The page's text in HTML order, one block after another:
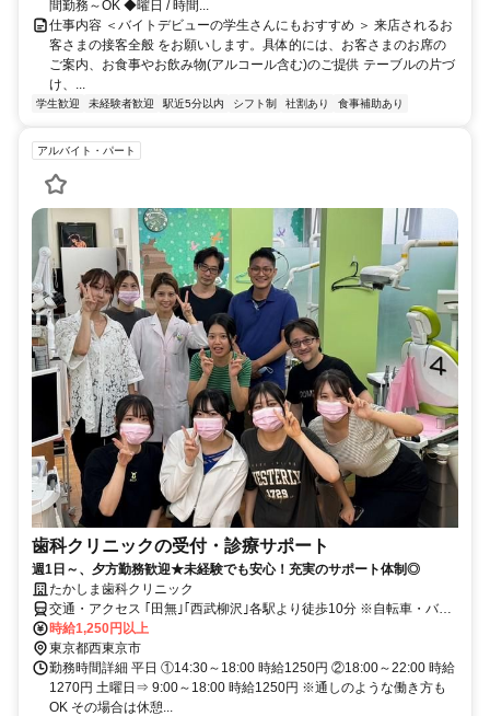
間勤務～OK ◆曜日 / 時間...
仕事内容 ＜バイトデビューの学生さんにもおすすめ ＞ 来店されるお
客さまの接客全般 をお願いします。具体的には、お客さまのお席の
ご案内、お食事やお飲み物(アルコール含む)のご提供 テーブルの片づ
け、...
学生歓迎 未経験者歓迎 駅近5分以内 シフト制 社割あり 食事補助あり
アルバイト・パート
歯科クリニックの受付・診療サポート
週1日～、夕方勤務歓迎★未経験でも安心！充実のサポート体制◎
たかしま歯科クリニック
交通・アクセス ｢田無｣｢西武柳沢｣各駅より徒歩10分 ※自転車・バイ
ク通勤もOK ⭐未経験・無資格ＯＫ⭐週1日～ＯＫ＆短時間勤務⭐髪色
自由
時給1,250円以上
東京都西東京市
勤務時間詳細 平日 ①14:30～18:00 時給1250円 ②18:00～22:00 時給
1270円 土曜日⇒ 9:00～18:00 時給1250円 ※通しのような働き方も
OK その場合は休憩...